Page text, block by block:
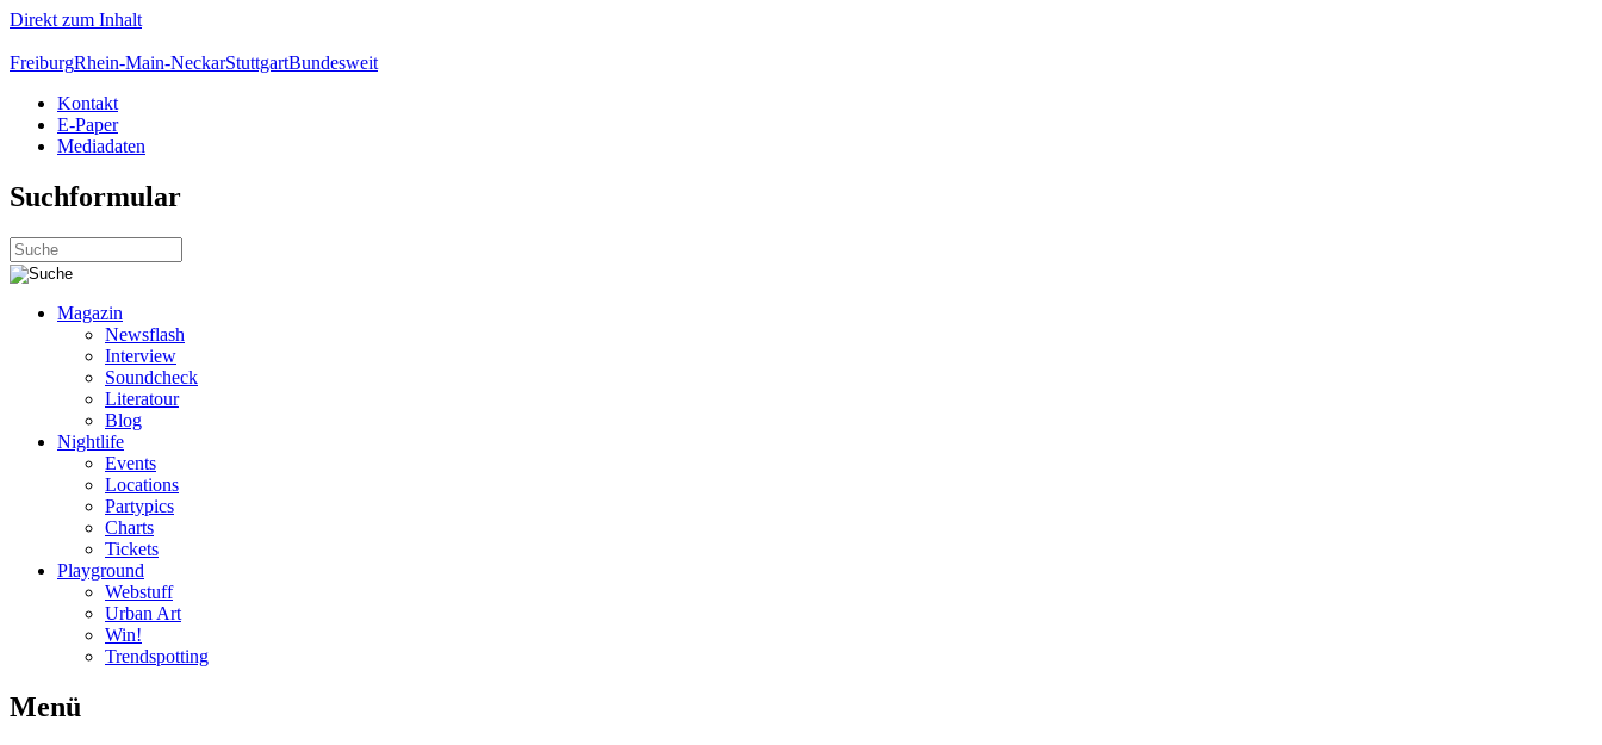
Direkt zum Inhalt
FreiburgRhein-Main-NeckarStuttgartBundesweit
Kontakt
E-Paper
Mediadaten
Suchformular
Magazin
Newsflash
Interview
Soundcheck
Literatour
Blog
Nightlife
Events
Locations
Partypics
Charts
Tickets
Playground
Webstuff
Urban Art
Win!
Trendspotting
Menü